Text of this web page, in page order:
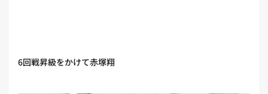
6回戦昇級をかけて赤塚翔